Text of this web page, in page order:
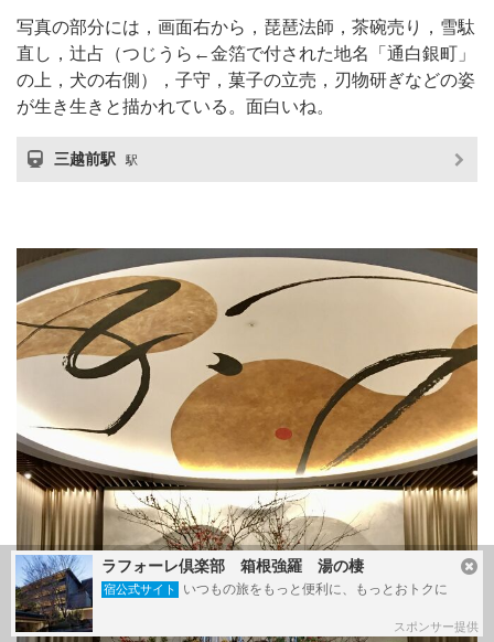
写真の部分には，画面右から，琵琶法師，茶碗売り，雪駄
直し，辻占（つじうら←金箔で付された地名「通白銀町」
の上，犬の右側），子守，菓子の立売，刃物研ぎなどの姿
が生き生きと描かれている。面白いね。
三越前駅 駅
ラフォーレ倶楽部 箱根強羅 湯の棲
宿公式サイト いつもの旅をもっと便利に、もっとおトクに
スポンサー提供